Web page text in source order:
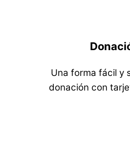
Una forma fácil y
donación con